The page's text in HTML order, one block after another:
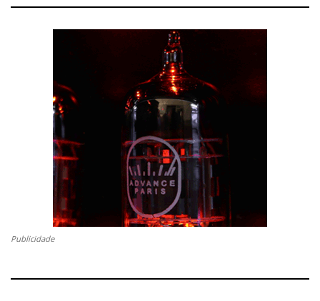
segundo, como evolução do Reference 80S, agora
com uma abordagem assumidamente de vácuo
também no andar de entrada.
Publicidade